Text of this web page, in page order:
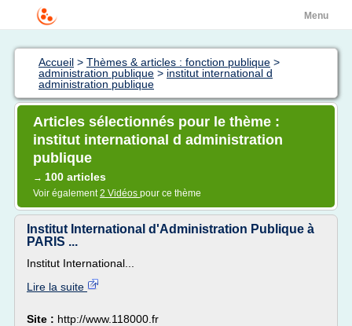
Menu
Accueil > Thèmes & articles : fonction publique >
administration publique > institut international d
administration publique
Articles sélectionnés pour le thème :
institut international d administration
publique
→ 100 articles
Voir également2 Vidéos pour ce thème
Institut International d'Administration Publique à
PARIS ...
Institut International...
Lire la suite
Site : http://www.118000.fr